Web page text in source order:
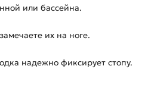
или бассейна.
их на ноге.
надежно фиксирует стопу.